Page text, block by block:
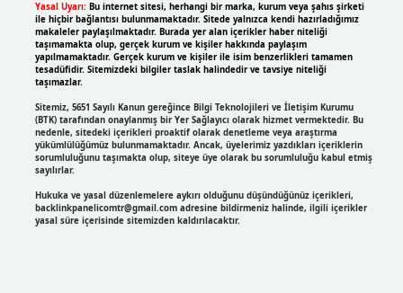
Yasal Uyarı: Bu internet sitesi, herhangi bir marka, kurum veya şahıs şirketi
ile hiçbir bağlantısı bulunmamaktadır. Sitede yalnızca kendi hazırladığımız
makaleler paylaşılmaktadır. Burada yer alan içerikler haber niteliği
taşımamakta olup, gerçek kurum ve kişiler hakkında paylaşım
yapılmamaktadır. Gerçek kurum ve kişiler ile isim benzerlikleri tamamen
tesadüfidir. Sitemizdeki bilgiler taslak halindedir ve tavsiye niteliği
taşımazlar.
Sitemiz, 5651 Sayılı Kanun gereğince Bilgi Teknolojileri ve İletişim Kurumu
(BTK) tarafından onaylanmış bir Yer Sağlayıcı olarak hizmet vermektedir. Bu
nedenle, sitedeki içerikleri proaktif olarak denetleme veya araştırma
yükümlülüğümüz bulunmamaktadır. Ancak, üyelerimiz yazdıkları içeriklerin
sorumluluğunu taşımakta olup, siteye üye olarak bu sorumluluğu kabul etmiş
sayılırlar.
Hukuka ve yasal düzenlemelere aykırı olduğunu düşündüğünüz içerikleri,
backlinkpanelicomtr@gmail.com adresine bildirmeniz halinde, ilgili içerikler
yasal süre içerisinde sitemizden kaldırılacaktır.